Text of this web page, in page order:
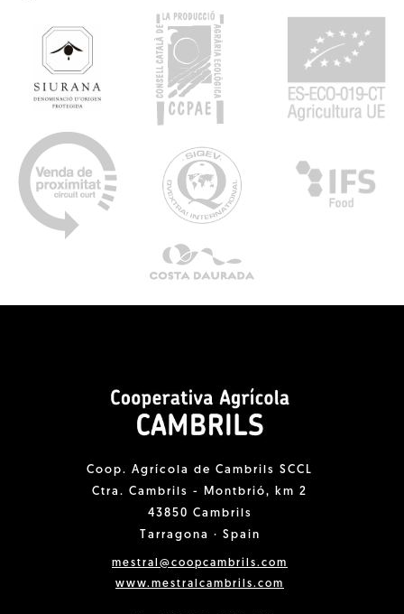
Coop. Agrícola de Cambrils SCCL
Ctra. Cambrils - Montbrió, km 2
43850 Cambrils
Tarragona · Spain
mestral@coopcambrils.com
www.mestralcambrils.com